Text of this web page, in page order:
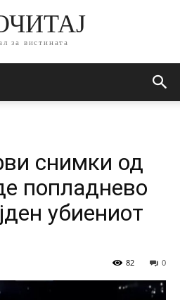
за вистината
снимки од
попладнево
убиениот
0
82